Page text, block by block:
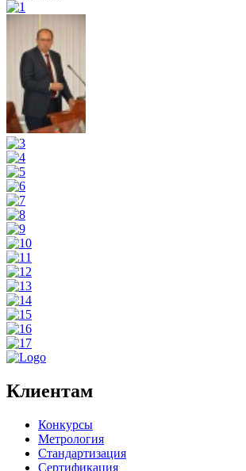
Клиентам
Конкурсы
Метрология
Стандартизация
Сертификация